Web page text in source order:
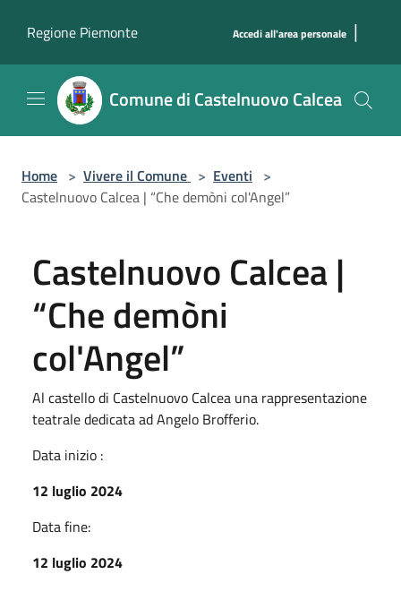
Regione Piemonte
Accedi all'area personale |
Comune di Castelnuovo Calcea
Home > Vivere il Comune > Eventi >
Castelnuovo Calcea | “Che demòni col'Angel”
Castelnuovo Calcea |
“Che demòni
col'Angel”
Al castello di Castelnuovo Calcea una rappresentazione
teatrale dedicata ad Angelo Brofferio.
Data inizio :
12 luglio 2024
Data fine:
12 luglio 2024